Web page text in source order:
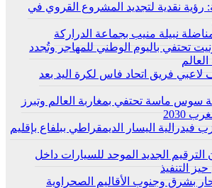
رؤية نقدية لتجديد المشروع القروي في
نبيلة منيب بجماعة الدراركة
تحتفي باليوم الوطني للمهاجر وتُجدد
فريق اتحاد فاس لكرة اليد بعد
سوس ماسة تحتفي بمغاربة العالم وتبرز
2030
اليسار الديمقراطي ببلفاع بإقليم
الترقيم الجديد الموحد للسيارات داخل
التنفيذ
بشرق وجنوب الأقاليم الصحراوية